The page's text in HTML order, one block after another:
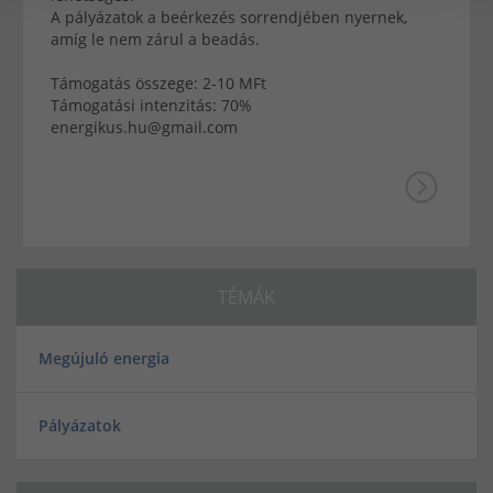
A pályázatok a beérkezés sorrendjében nyernek,
amíg le nem zárul a beadás.
Támogatás összege: 2-10 MFt
Támogatási intenzitás: 70%
energikus.hu@gmail.com
Megújuló energia
Pályázatok